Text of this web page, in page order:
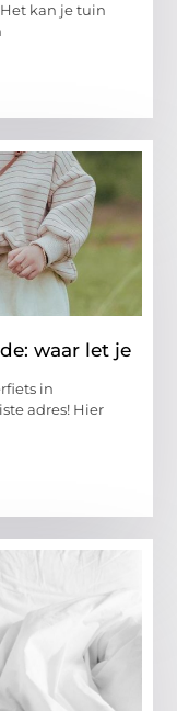
kan je tuin
waar let je
in
adres! Hier